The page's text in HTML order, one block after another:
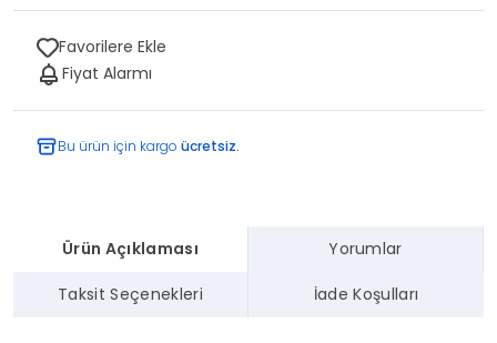
Favorilere Ekle
Fiyat Alarmı
Bu ürün için kargo ücretsiz.
Ürün Açıklaması Yorumlar
Taksit Seçenekleri İade Koşulları